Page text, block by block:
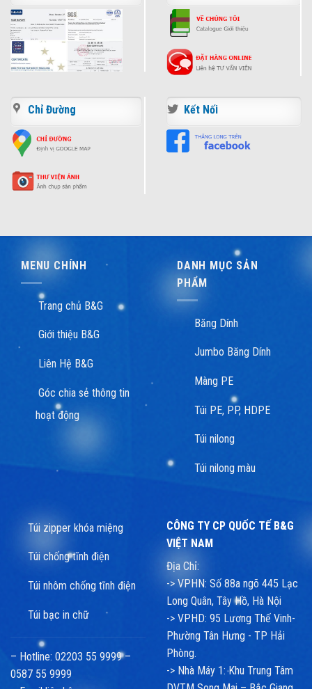
Chỉ Đường Kết Nối
MENU CHÍNH
Trang chủ B&G
Giới thiệu B&G
Liên Hệ B&G
Góc chia sẻ thông tin
hoạt động
DANH MỤC SẢN
PHẨM
Băng Dính
Jumbo Băng Dính
Màng PE
Túi PE, PP, HDPE
Túi nilong
Túi nilong màu
Túi zipper khóa miệng
Túi chống tĩnh điện
Túi nhôm chống tĩnh điện
Túi bạc in chữ
– Hotline: 02203 55 9999 –
0587 55 9999
CÔNG TY CP QUỐC TẾ B&G
VIỆT NAM
Địa Chỉ:
-> VPHN: Số 88a ngõ 445 Lạc
Long Quân, Tây Hồ, Hà Nội
-> VPHD: 95 Lương Thế Vinh-
Phường Tân Hưng - TP Hải
Phòng.
-> Nhà Máy 1: Khu Trung Tâm